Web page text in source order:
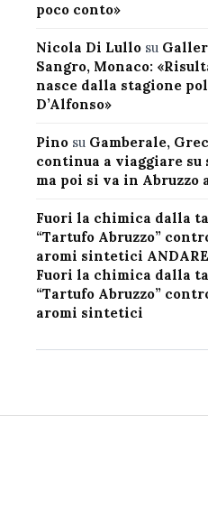
poco conto»
Nicola Di Lullosu
Sangro, Monaco:
nasce dalla stagione
D’Alfonso»
Pinosu Gamberale,
continua a viaggiare su
ma poi si va in Abruzzo
Fuori la chimica dalla
“Tartufo Abruzzo”
aromi sintetici ANDARE
Fuori la chimica dalla
“Tartufo Abruzzo”
aromi sintetici